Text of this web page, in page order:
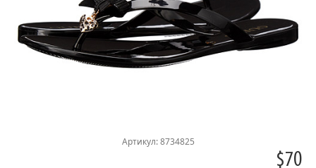
Артикул: 8734825
$70